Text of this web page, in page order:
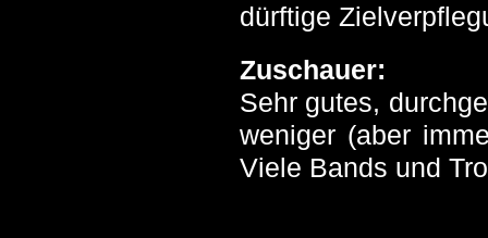
dürftige
Zuschauer:
Sehr gutes,
weniger (aber
Viele Bands und